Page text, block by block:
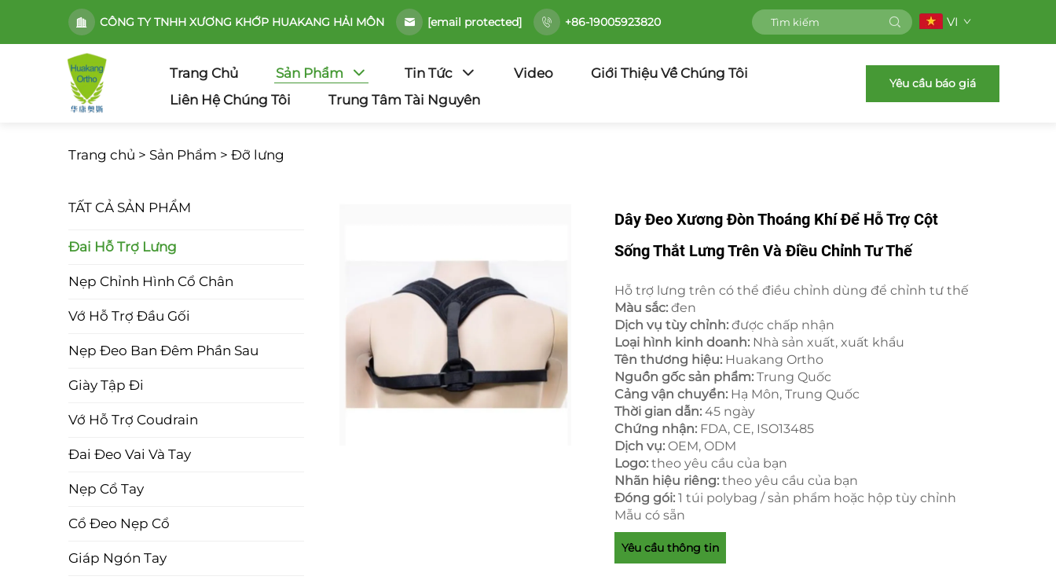
CÔNG TY TNHH XƯƠNG KHỚP HUAKANG HẢI MÔN [email protected] +86-19005923820 VI
Trang Chủ Sản Phẩm Tin Tức Video
Giới Thiệu Về Chúng Tôi
Liên Hệ Chúng Tôi
Trung Tâm Tài Nguyên
Yêu cầu báo giá
Trang chủ > Sản Phẩm > Đỡ lưng
TẤT CẢ SẢN PHẨM
Đai Hỗ Trợ Lưng
Nẹp Chỉnh Hình Cổ Chân
Vớ Hỗ Trợ Đầu Gối
Nẹp Đeo Ban Đêm Phần Sau
Giày Tập Đi
Vớ Hỗ Trợ Coudrain
Đai Đeo Vai Và Tay
Nẹp Cổ Tay
Cổ Đeo Nẹp Cổ
Giáp Ngón Tay
Dây Đeo Xương Đòn Thoáng Khí Để Hỗ Trợ Cột
Sống Thắt Lưng Trên Và Điều Chỉnh Tư Thế
Hỗ trợ lưng trên có thể điều chỉnh dùng để chỉnh tư thế
Màu sắc: đen
Dịch vụ tùy chỉnh: được chấp nhận
Loại hình kinh doanh: Nhà sản xuất, xuất khẩu
Tên thương hiệu: Huakang Ortho
Nguồn gốc sản phẩm: Trung Quốc
Cảng vận chuyển: Hạ Môn, Trung Quốc
Thời gian dẫn: 45 ngày
Chứng nhận: FDA, CE, ISO13485
Dịch vụ: OEM, ODM
Logo: theo yêu cầu của bạn
Nhãn hiệu riêng: theo yêu cầu của bạn
Đóng gói: 1 túi polybag / sản phẩm hoặc hộp tùy chỉnh
Mẫu có sẵn
Yêu cầu thông tin